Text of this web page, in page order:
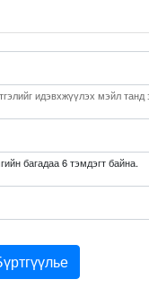
идэвхжүүлэх мэйл
багадаа 6 тэмдэгт байна.